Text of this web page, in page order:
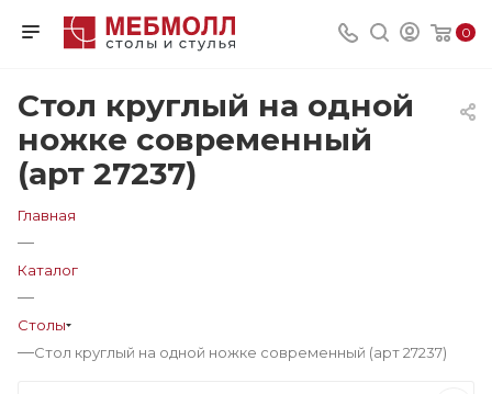
0
Стол круглый на одной
ножке современный
(арт 27237)
Главная
—
Каталог
—
Столы
—Стол круглый на одной ножке современный (арт 27237)